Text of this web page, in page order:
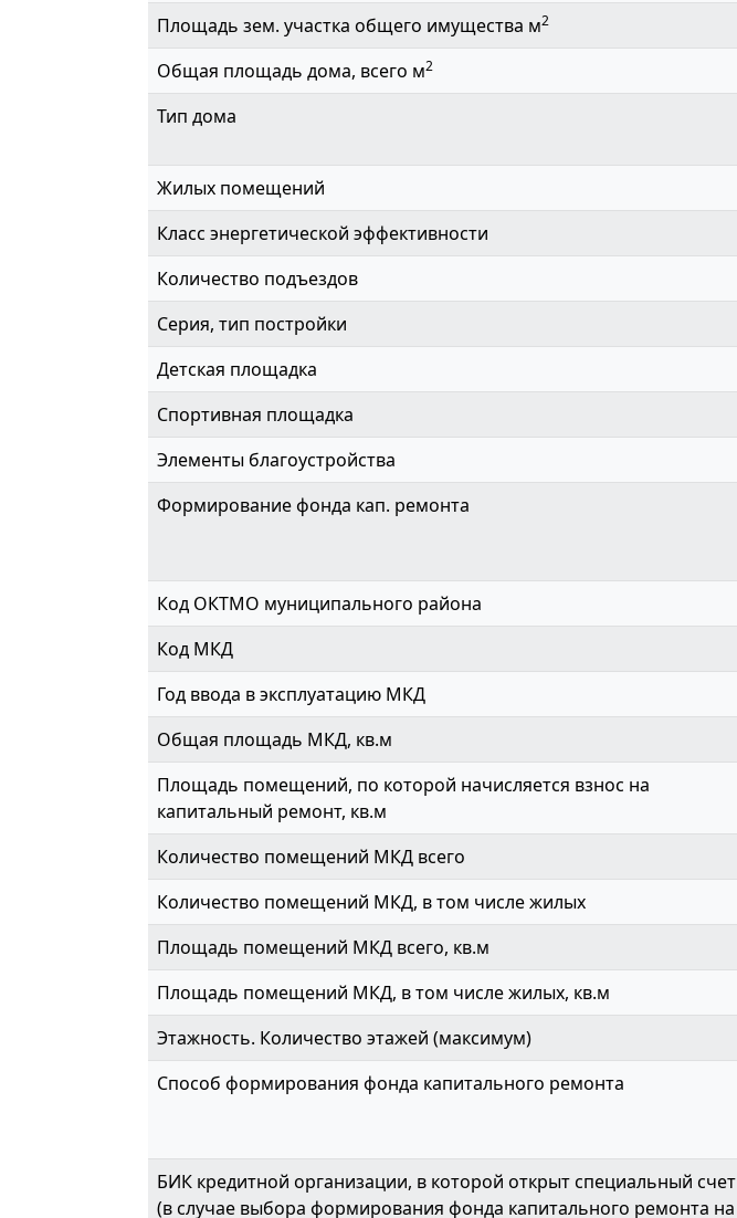
Площадь зем. участка общего имущества м2
Общая площадь дома, всего м2
Тип дома
Жилых помещений
Класс энергетической эффективности
Количество подъездов
Серия, тип постройки
Детская площадка
Спортивная площадка
Элементы благоустройства
Формирование фонда кап. ремонта
Код ОКТМО муниципального района
Код МКД
Год ввода в эксплуатацию МКД
Общая площадь МКД, кв.м
Площадь помещений, по которой начисляется взнос на
капитальный ремонт, кв.м
Количество помещений МКД всего
Количество помещений МКД, в том числе жилых
Площадь помещений МКД всего, кв.м
Площадь помещений МКД, в том числе жилых, кв.м
Этажность. Количество этажей (максимум)
Способ формирования фонда капитального ремонта
БИК кредитной организации, в которой открыт специальный счет
(в случае выбора формирования фонда капитального ремонта на